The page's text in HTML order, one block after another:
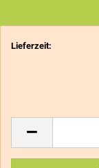
Lieferzeit: